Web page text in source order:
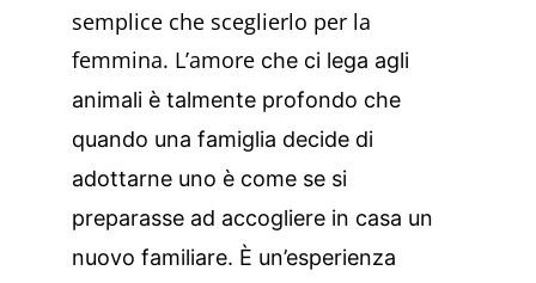
semplice che sceglierlo per la
femmina. L’amore che ci lega agli
animali è talmente profondo che
quando una famiglia decide di
adottarne uno è come se si
preparasse ad accogliere in casa un
nuovo familiare. È un’esperienza